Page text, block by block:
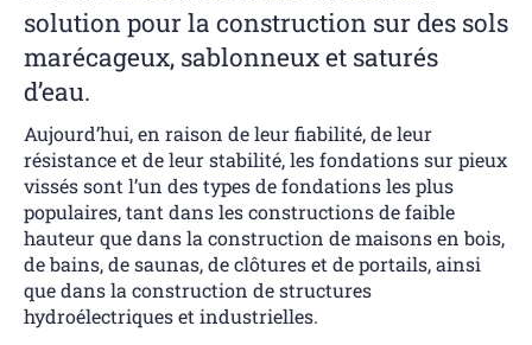
solution pour la construction sur des sols
marécageux, sablonneux et saturés
d’eau.
Aujourd’hui, en raison de leur fiabilité, de leur
résistance et de leur stabilité, les fondations sur pieux
vissés sont l’un des types de fondations les plus
populaires, tant dans les constructions de faible
hauteur que dans la construction de maisons en bois,
de bains, de saunas, de clôtures et de portails, ainsi
que dans la construction de structures
hydroélectriques et industrielles.